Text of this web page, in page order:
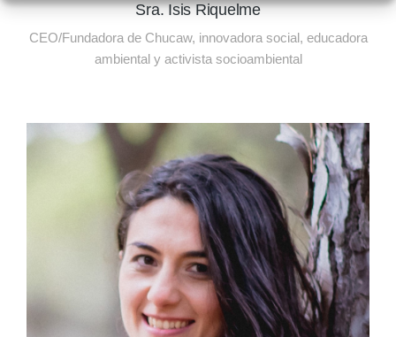
Sra. Isis Riquelme
CEO/Fundadora de Chucaw, innovadora social, educadora
ambiental y activista socioambiental